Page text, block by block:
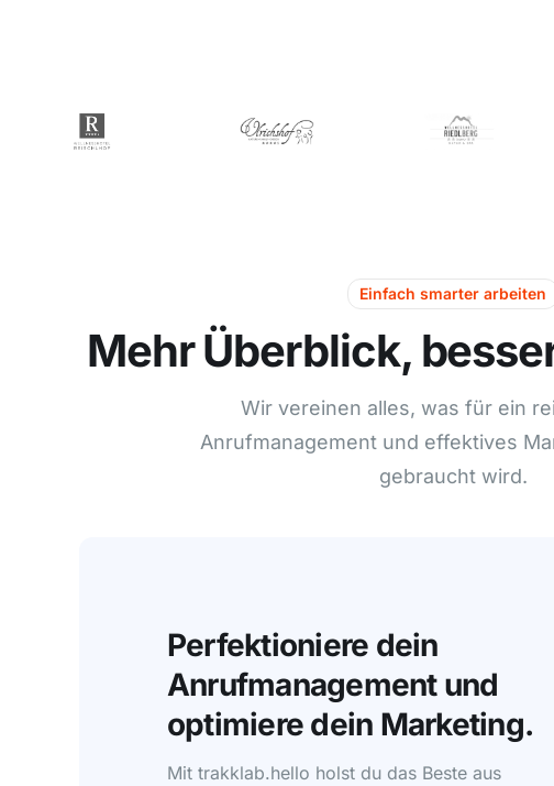
Einfach smarter arbeiten
Mehr Überblick,
Wir vereinen alles, was für ein
Anrufmanagement und effektives
gebraucht wird.
Perfektioniere dein
Anrufmanagement und
optimiere dein Marketing.
Mit trakklab.hello holst du das Beste aus